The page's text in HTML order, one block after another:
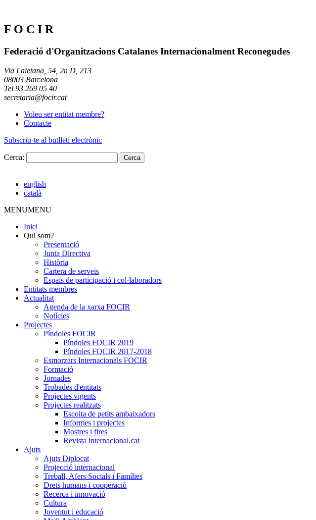
F O C I R
Federació d'Organitzacions Catalanes Internacionalment Reconegudes
Via Laietana, 54, 2n D, 213
08003 Barcelona
Tel 93 269 05 40
secretaria@focir.cat
Voleu ser entitat membre?
Contacte
Subscriu-te al butlletí electrònic
Cerca:
english
català
MENUMENU
Inici
Qui som?
Presentació
Junta Directiva
Història
Cartera de serveis
Espais de participació i col·laboradors
Entitats membres
Actualitat
Agenda de la xarxa FOCIR
Notícies
Projectes
Píndoles FOCIR
Píndoles FOCIR 2019
Píndoles FOCIR 2017-2018
Esmorzars Internacionals FOCIR
Formació
Jornades
Trobades d'entitats
Projectes vigents
Projectes realitzats
Escolta de petits ambaixadors
Informes i projectes
Mostres i fires
Revista internacional.cat
Ajuts
Ajuts Diplocat
Projecció internacional
Treball, Afers Socials i Famílies
Drets humans i cooperació
Recerca i innovació
Cultura
Joventut i educació